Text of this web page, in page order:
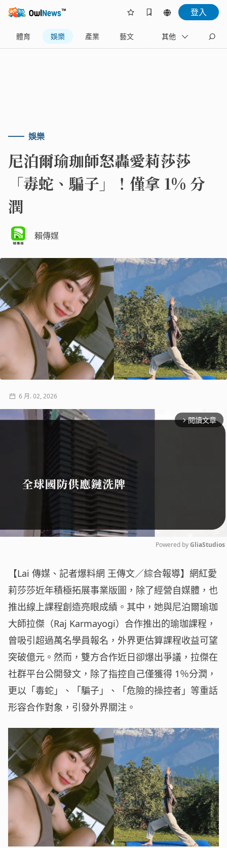
登入
體育 娛樂 產業 藝文 地方
其他
娛樂
尼泊爾瑜珈師怒轟愛莉莎莎
「毒蛇、騙子」！僅拿 1% 分
潤
賴傳媒
6 月. 02, 2026
arrow_forward_ios 閱讀文章
Powered by GliaStudios
【Lai 傳媒、記者爆料網 王傳文／綜合報導】網紅愛
莉莎莎近年積極拓展事業版圖，除了經營自媒體，也
推出線上課程創造亮眼成績。其中，她與尼泊爾瑜珈
大師拉傑（Raj Karmayogi）合作推出的瑜珈課程，
曾吸引超過萬名學員報名，外界更估算課程收益可望
突破億元。然而，雙方合作近日卻爆出爭議，拉傑在
社群平台公開發文，除了指控自己僅獲得 1％分潤，
更以「毒蛇」、「騙子」、「危險的操控者」等重話
形容合作對象，引發外界關注。